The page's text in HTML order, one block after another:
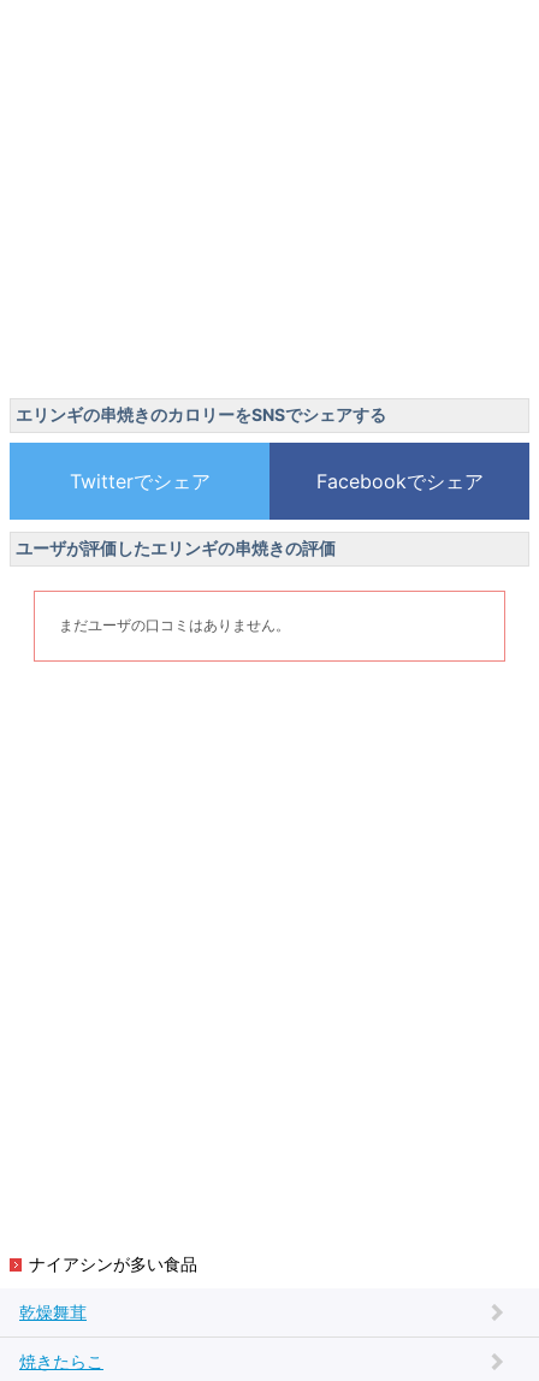
エリンギの串焼きのカロリーをSNSでシェアする
ユーザが評価したエリンギの串焼きの評価
まだユーザの口コミはありません。
ナイアシンが多い食品
乾燥舞茸
焼きたらこ